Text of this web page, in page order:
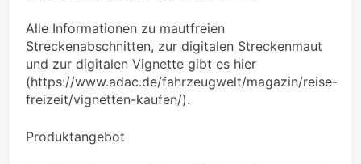
Alle Informationen zu mautfreien
Streckenabschnitten, zur digitalen Streckenmaut
und zur digitalen Vignette gibt es hier
(https://www.adac.de/fahrzeugwelt/magazin/reise-
freizeit/vignetten-kaufen/).
Produktangebot